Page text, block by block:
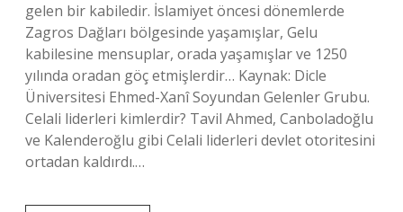
gelen bir kabiledir. İslamiyet öncesi dönemlerde
Zagros Dağları bölgesinde yaşamışlar, Gelu
kabilesine mensuplar, orada yaşamışlar ve 1250
yılında oradan göç etmişlerdir… Kaynak: Dicle
Üniversitesi Ehmed-Xanî Soyundan Gelenler Grubu.
Celali liderleri kimlerdir? Tavil Ahmed, Canboladoğlu
ve Kalenderoğlu gibi Celali liderleri devlet otoritesini
ortadan kaldırdı.…